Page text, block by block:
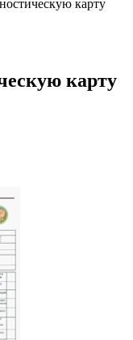
карту
карту